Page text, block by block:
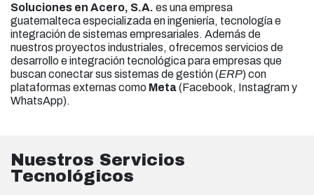
Soluciones en Acero, S.A. es una empresa
guatemalteca especializada en ingeniería, tecnología e
integración de sistemas empresariales. Además de
nuestros proyectos industriales, ofrecemos servicios de
desarrollo e integración tecnológica para empresas que
buscan conectar sus sistemas de gestión (ERP) con
plataformas externas como Meta(Facebook, Instagram y
WhatsApp).
Nuestros Servicios
Tecnológicos